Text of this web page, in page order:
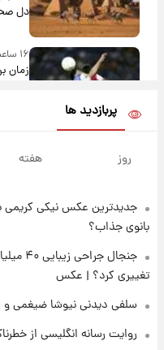
دل
۱۶ ساعت پیش
زمان
جزئیات
۱۷ ساعت پیش
پربازدید ها
روز هفته
جدیدترین عکس نیکی کریمی با
بانوی جذاب؟
جنجال
تغییری کرد؟ | عکس
سلفی دیدنی نیوشا ضیغمی و
روایت رسانه انگلیسی از